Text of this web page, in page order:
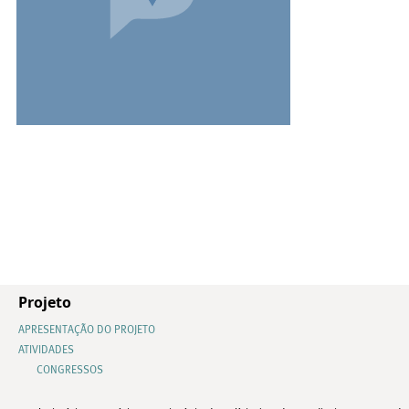
Projeto
APRESENTAÇÃO DO PROJETO
ATIVIDADES
CONGRESSOS